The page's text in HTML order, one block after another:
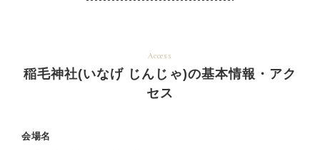
Access
稲毛神社(いなげ じんじゃ)の基本情報・アク
セス
会場名